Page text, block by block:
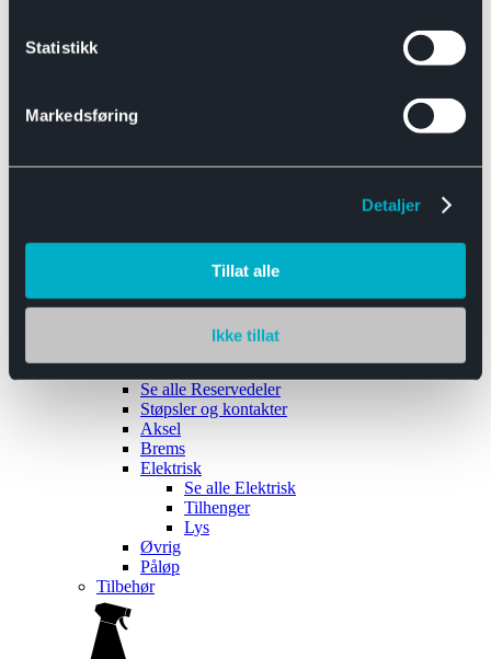
Statistikk
Markedsføring
Detaljer
Tillat alle
Ikke tillat
Båthengere
Reservedeler
Se alle Reservedeler
Støpsler og kontakter
Aksel
Brems
Elektrisk
Se alle Elektrisk
Tilhenger
Lys
Øvrig
Påløp
Tilbehør